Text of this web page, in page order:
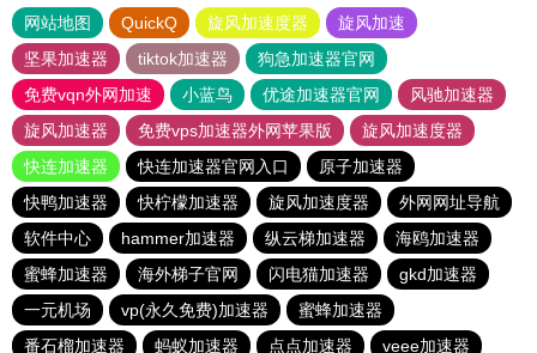
网站地图 QuickQ 旋风加速度器
旋风加速
坚果加速器
tiktok加速器
狗急加速器官网
免费vqn外网加速
小蓝鸟 优途加速器官网
风驰加速器
旋风加速器
免费vps加速器外网苹果版
旋风加速度器
快连加速器
快连加速器官网入口
原子加速器
快鸭加速器
快柠檬加速器 旋风加速度器
外网网址导航
软件中心
hammer加速器 纵云梯加速器
海鸥加速器
蜜蜂加速器
海外梯子官网 闪电猫加速器
gkd加速器
一元机场
vp(永久免费)加速器
蜜蜂加速器
番石榴加速器
蚂蚁加速器 点点加速器 veee加速器